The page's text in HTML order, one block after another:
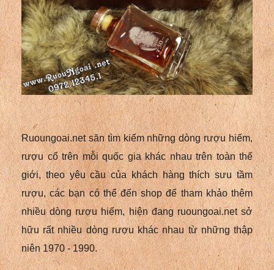
Ruoungoai.net săn tìm kiếm những dòng rượu hiếm,
rượu cổ trên mỗi quốc gia khác nhau trên toàn thế
giới, theo yêu cầu của khách hàng thích sưu tầm
rượu, các bạn có thể đến shop để tham khảo thêm
nhiều dòng rượu hiếm, hiện đang ruoungoai.net sở
hữu rất nhiều dòng rượu khác nhau từ những thập
niên 1970 - 1990.